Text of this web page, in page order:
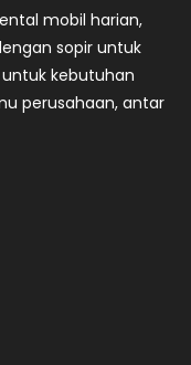
mobil harian,
sopir untuk
kebutuhan
perusahaan, antar